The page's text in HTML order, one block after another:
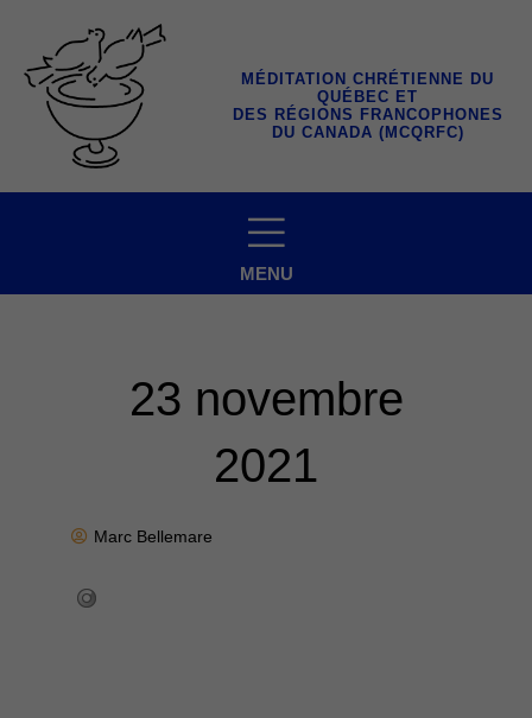
contenu
MÉDITATION CHRÉTIENNE DU
QUÉBEC ET
DES RÉGIONS FRANCOPHONES
DU CANADA (MCQRFC)
MENU
23 novembre
2021
Marc Bellemare